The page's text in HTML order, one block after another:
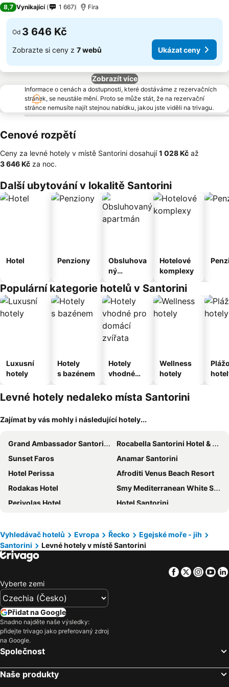
8,7 Vynikající 1 667 Fira
Od 3 646 Kč
Zobrazte si ceny z 7 webů Ukázat ceny
Zobrazít více
Informace o cenách a dostupnosti, které dostáváme z rezervačních
stránek, se neustále mění. Proto se může stát, že na rezervační
stránce nemusíte najít stejnou nabídku, jakou jste viděli na trivagu.
Cenové rozpětí
Ceny za levné hotely v místě Santorini dosahují‎1 028 Kč až
‎3 646 Kč za noc.
Další ubytování v lokalitě Santorini
Hotel Penziony
Obsluhova
ný
Hotelové
komplexy
Populární kategorie hotelů v Santorini
Luxusní
hotely
Hotely
s bazénem
Hotely
vhodné
domácí
zvířata
Wellness
hotely
Levné hotely nedaleko místa Santorini
Zajímat by vás mohly i následující hotely...
Grand Ambassador Santorini Hotel
Rocabella Santorini Hotel & SPA
Sunset Faros
Anamar Santorini
Hotel Perissa
Afroditi Venus Beach Resort
Rodakas Hotel
Smy Mediterranean White Santorini
Perivolas Hotel
Hotel Santorini
Oia Sunset Villas
Aegeeis
Athina Luxury Suites
Bella Santorini
Meltemi Village Hotel
Corrado Caldera Apartments
Goulielmos Hotel & Spa
Kokkinos Villas
Blue Life Hotel
Astro Palace Hotel & Suites
Porto Castello
Hotel Makarios
Blue Dolphins Apartments
Antinea Suites & Spa Hotel
Vyhledávač hotelů Evropa Řecko
Egejské moře - jih
Santorini
Levné hotely v místě Santorini
Facebook
Twitter
Vyberte zemi
Přidat na Google
Snadno najděte naše výsledky:
přidejte trivago jako preferovaný zdroj
na Google.
Společnost
Naše produkty